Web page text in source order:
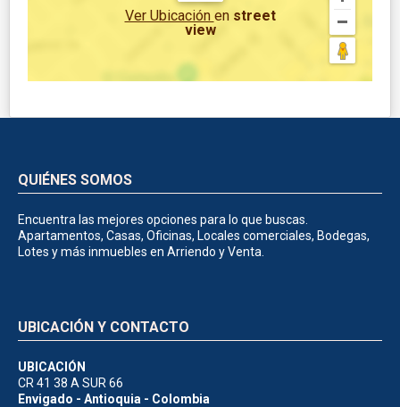
Ver Ubicación en street
view
QUIÉNES SOMOS
Encuentra las mejores opciones para lo que buscas.
Apartamentos, Casas, Oficinas, Locales comerciales, Bodegas,
Lotes y más inmuebles en Arriendo y Venta.
UBICACIÓN Y CONTACTO
UBICACIÓN
CR 41 38 A SUR 66
Envigado - Antioquia - Colombia